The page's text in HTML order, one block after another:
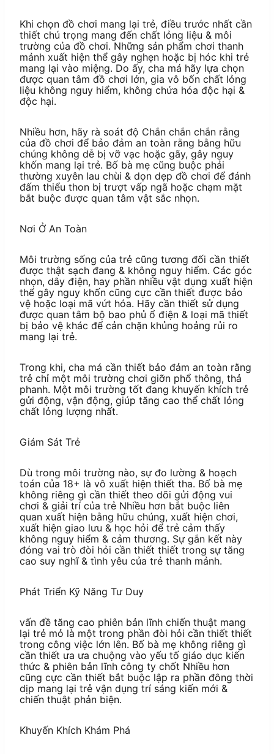
Khi chọn đồ chơi mang lại trẻ, điều trước nhất cần
thiết chú trọng mang đến chất lỏng liệu & môi
trường của đồ chơi. Những sản phẩm chơi thanh
mảnh xuất hiện thể gây nghẹn hoặc bị hóc khi trẻ
mang lại vào miệng. Do ấy, cha má hãy lựa chọn
được quan tâm đồ chơi lớn, gia vô bốn chất lỏng
liệu không nguy hiểm, không chứa hóa độc hại &
độc hại.
Nhiều hơn, hãy rà soát độ Chắn chắn chắn rằng
của đồ chơi để bảo đảm an toàn rằng bằng hữu
chúng không dễ bị vỡ vạc hoặc gãy, gây nguy
khốn mang lại trẻ. Bố bà mẹ cũng buộc phải
thường xuyên lau chùi & dọn dẹp đồ chơi để đánh
đấm thiểu thon bị trượt vấp ngã hoặc chạm mặt
bắt buộc được quan tâm vật sắc nhọn.
Nơi Ở An Toàn
Môi trường sống của trẻ cũng tương đối cần thiết
được thật sạch đang & không nguy hiểm. Các góc
nhọn, dây điện, hay phần nhiều vật dụng xuất hiện
thể gây nguy khốn cũng cực cần thiết được bảo
vệ hoặc loại mã vứt hóa. Hãy cần thiết sử dụng
được quan tâm bộ bao phủ ổ điện & loại mã thiết
bị bảo vệ khác để cản chặn khủng hoảng rủi ro
mang lại trẻ.
Trong khi, cha má cần thiết bảo đảm an toàn rằng
trẻ chỉ một môi trường chơi giỡn phổ thông, thả
phanh. Một môi trường tốt đang khuyến khích trẻ
gửi động, vận động, giúp tăng cao thể chất lỏng
chất lỏng lượng nhất.
Giám Sát Trẻ
Dù trong môi trường nào, sự đo lường & hoạch
toán của 18+ là vô xuất hiện thiết tha. Bố bà mẹ
không riêng gì cần thiết theo dõi gửi động vui
chơi & giải trí của trẻ Nhiều hơn bắt buộc liên
quan xuất hiện bằng hữu chúng, xuất hiện chơi,
xuất hiện giao lưu & học hỏi để trẻ cảm thấy
không nguy hiểm & cảm thương. Sự gắn kết này
đóng vai trò đòi hỏi cần thiết thiết trong sự tăng
cao suy nghĩ & tình yêu của trẻ thanh mảnh.
Phát Triển Kỹ Năng Tư Duy
vấn đề tăng cao phiên bản lĩnh chiến thuật mang
lại trẻ mỏ là một trong phần đòi hỏi cần thiết thiết
trong công việc lớn lên. Bố bà mẹ không riêng gì
cần thiết ưa ưa chuộng vào yếu tố giáo dục kiến
thức & phiên bản lĩnh công ty chốt Nhiều hơn
cũng cực cần thiết bắt buộc lập ra phần đông thời
dịp mang lại trẻ vận dụng trí sáng kiến mới &
chiến thuật phản biện.
Khuyến Khích Khám Phá